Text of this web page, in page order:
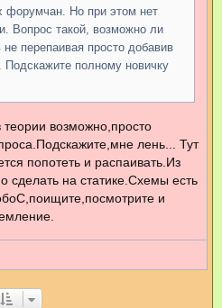
и
е
форумчан. Но при этом нет
Вопрос такой, возможно ли
не перепаивая просто добавив
Подскажите полному новичку
теории возможно,просто
лень... Тут
попотеть и распаивать.Из
сделать на статике.Схемы есть
и